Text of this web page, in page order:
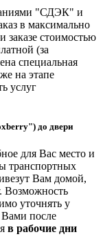
"СДЭК" и
в максимально
стоимостью
(за
специальная
на этапе
услуг
до двери
для Вас место и
транспортных
Вам домой,
Возможность
уточнять у
после
в рабочие дни